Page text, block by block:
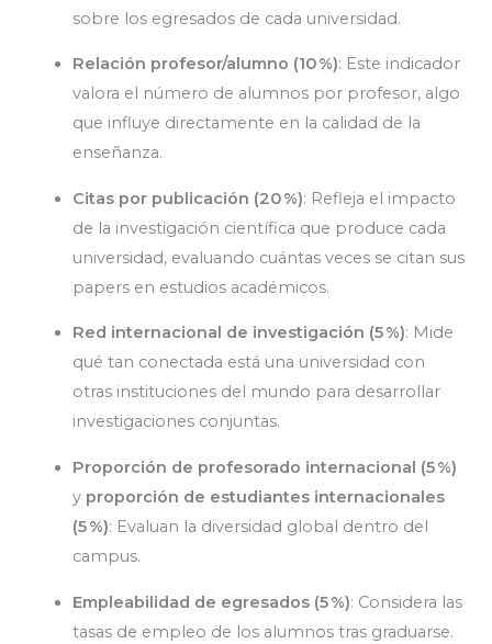
sobre los egresados de cada universidad.
Relación profesor/alumno (10 %): Este indicador
valora el número de alumnos por profesor, algo
que influye directamente en la calidad de la
enseñanza.
Citas por publicación (20 %): Refleja el impacto
de la investigación científica que produce cada
universidad, evaluando cuántas veces se citan sus
papers en estudios académicos.
Red internacional de investigación (5 %): Mide
qué tan conectada está una universidad con
otras instituciones del mundo para desarrollar
investigaciones conjuntas.
Proporción de profesorado internacional (5 %)
y proporción de estudiantes internacionales
(5 %): Evaluan la diversidad global dentro del
campus.
Empleabilidad de egresados (5 %): Considera las
tasas de empleo de los alumnos tras graduarse.